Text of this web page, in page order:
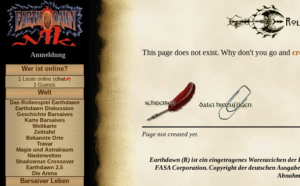
Anmeldung
Wer ist online?
1 Leute online (chat )
1 Guests
Welt
Das Rollenspiel Earthdawn
Earthdawn Diskussion
Geschichte Barsaives
Karte Barsaives
Weltkarte
Zeittafel
Bekannte Orte
Travar
Magie und Astralraum
Niederwelten
Shadowrun Crossover
Earthdawn 2.5
Die Arena
Barsaiver Leben
This page does not exist. Why don't you go and
Page not created yet.
Earthdawn (R) ist ein eingetragenes Warenzeichen
FASA Corporation. Copyright der deutschen